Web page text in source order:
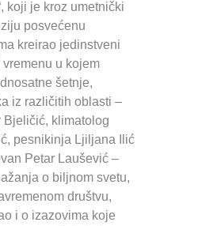
koji je kroz umetnički
posvećenu
kreirao jedinstveni
u kojem
šetnje,
iz različitih oblasti –
Bjeličić, klimatolog
pesnikinja Ljiljana Ilić
Petar Laušević –
o biljnom svetu,
društvu,
i o izazovima koje